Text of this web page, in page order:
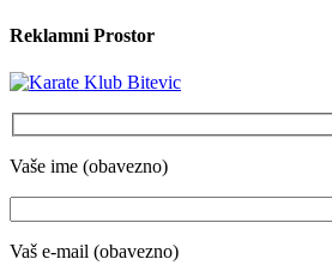
Reklamni Prostor
Vaše ime (obavezno)
Vaš e-mail (obavezno)